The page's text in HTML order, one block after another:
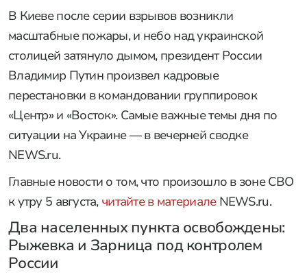
В Киеве после серии взрывов возникли
масштабные пожары, и небо над украинской
столицей затянуло дымом, президент России
Владимир Путин произвел кадровые
перестановки в командовании группировок
«Центр» и «Восток». Самые важные темы дня по
ситуации на Украине — в вечерней сводке
NEWS.ru.
Главные новости о том, что произошло в зоне СВО
к утру 5 августа, читайте в материалеNEWS.ru.
Два населенных пункта освобождены:
Рыжевка и Зарница под контролем
России